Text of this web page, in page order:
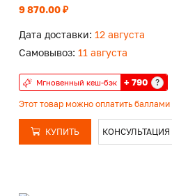
9 870.00 ₽
Дата доставки: 12 августа
Самовывоз: 11 августа
Мгновенный кеш-бэк + 790 ?
Этот товар можно оплатить баллами
КУПИТЬ КОНСУЛЬТАЦИЯ